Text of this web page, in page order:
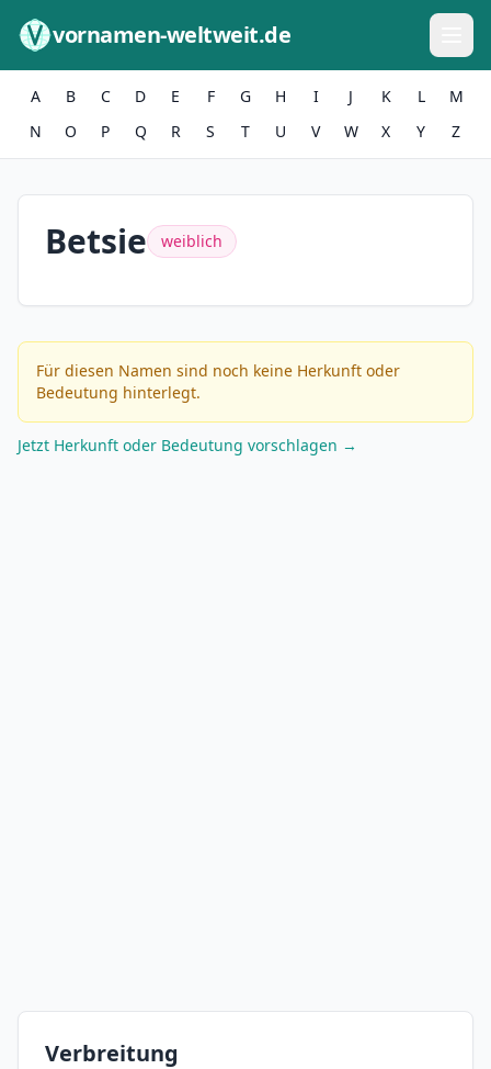
vornamen-weltweit.de
A B C D E F G H I J K L
M
N
O P Q R S T U V W X Y Z
Betsie weiblich
Für diesen Namen sind noch keine Herkunft oder
Bedeutung hinterlegt.
Jetzt Herkunft oder Bedeutung vorschlagen →
Verbreitung